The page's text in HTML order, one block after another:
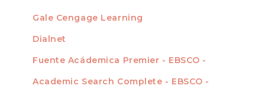
Gale Cengage Learning
Dialnet
Fuente Acádemica Premier - EBSCO -
Academic Search Complete - EBSCO -